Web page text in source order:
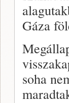
Gáza
soha